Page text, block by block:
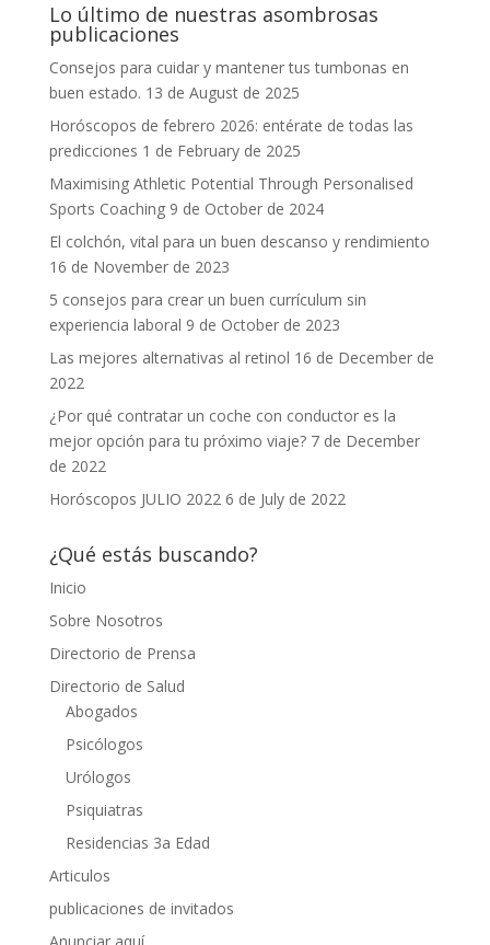
Lo último de nuestras asombrosas
publicaciones
Consejos para cuidar y mantener tus tumbonas en
buen estado. 13 de August de 2025
Horóscopos de febrero 2026: entérate de todas las
predicciones 1 de February de 2025
Maximising Athletic Potential Through Personalised
Sports Coaching 9 de October de 2024
El colchón, vital para un buen descanso y rendimiento
16 de November de 2023
5 consejos para crear un buen currículum sin
experiencia laboral 9 de October de 2023
Las mejores alternativas al retinol 16 de December de
2022
¿Por qué contratar un coche con conductor es la
mejor opción para tu próximo viaje? 7 de December
de 2022
Horóscopos JULIO 2022 6 de July de 2022
¿Qué estás buscando?
Inicio
Sobre Nosotros
Directorio de Prensa
Directorio de Salud
Abogados
Psicólogos
Urólogos
Psiquiatras
Residencias 3a Edad
Articulos
publicaciones de invitados